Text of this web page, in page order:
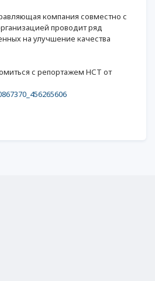
компания совместно с
проводит ряд
на улучшение качества
с репортажем НСТ от